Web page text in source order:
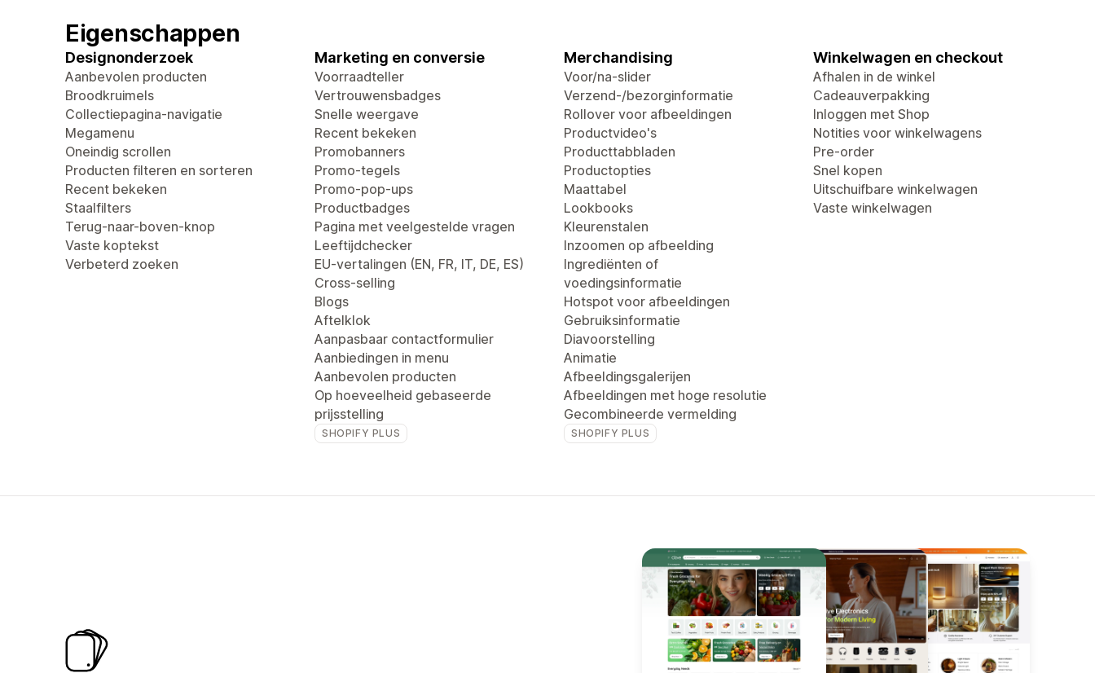
Eigenschappen
Designonderzoek
Aanbevolen producten
Broodkruimels
Collectiepagina-navigatie
Megamenu
Oneindig scrollen
Producten filteren en sorteren
Recent bekeken
Staalfilters
Terug-naar-boven-knop
Vaste koptekst
Verbeterd zoeken
Marketing en conversie
Voorraadteller
Vertrouwensbadges
Snelle weergave
Recent bekeken
Promobanners
Promo-tegels
Promo-pop-ups
Productbadges
Pagina met veelgestelde vragen
Leeftijdchecker
EU-vertalingen (EN, FR, IT, DE, ES)
Cross-selling
Blogs
Aftelklok
Aanpasbaar contactformulier
Aanbiedingen in menu
Aanbevolen producten
Op hoeveelheid gebaseerde
prijsstelling
SHOPIFY PLUS
Merchandising
Voor/na-slider
Verzend-/bezorginformatie
Rollover voor afbeeldingen
Productvideo's
Producttabbladen
Productopties
Maattabel
Lookbooks
Kleurenstalen
Inzoomen op afbeelding
Ingrediënten of
voedingsinformatie
Hotspot voor afbeeldingen
Gebruiksinformatie
Diavoorstelling
Animatie
Afbeeldingsgalerijen
Afbeeldingen met hoge resolutie
Gecombineerde vermelding
SHOPIFY PLUS
Winkelwagen en checkout
Afhalen in de winkel
Cadeauverpakking
Inloggen met Shop
Notities voor winkelwagens
Pre-order
Snel kopen
Uitschuifbare winkelwagen
Vaste winkelwagen